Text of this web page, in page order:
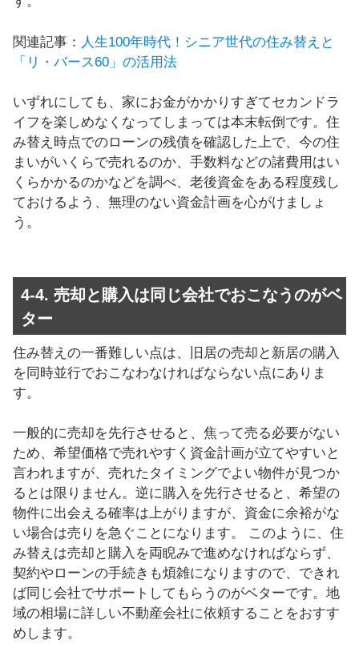
関連記事： 人生100年時代！シニア世代の住み替えと
「リ・バース60」の活用法
いずれにしても、家にお金がかかりすぎてセカンドラ
イフを楽しめなくなってしまっては本末転倒です。住
み替え時点でのローンの残債を確認した上で、今の住
まいがいくらで売れるのか、手数料などの諸費用はい
くらかかるのかなどを調べ、老後資金をある程度残し
ておけるよう、無理のない資金計画を心がけましょ
う。
4-4. 売却と購入は同じ会社でおこなうのがベ
ター
住み替えの一番難しい点は、旧居の売却と新居の購入
を同時並行でおこなわなければならない点にありま
す。
一般的に売却を先行させると、焦って売る必要がない
ため、希望価格で売れやすく資金計画が立てやすいと
言われますが、売れたタイミングでよい物件が見つか
るとは限りません。逆に購入を先行させると、希望の
物件に出会える確率は上がりますが、資金に余裕がな
い場合は売りを急ぐことになります。 このように、住
み替えは売却と購入を両睨みで進めなければならず、
契約やローンの手続きも煩雑になりますので、できれ
ば同じ会社でサポートしてもらうのがベターです。地
域の相場に詳しい不動産会社に依頼することをおすす
めします。